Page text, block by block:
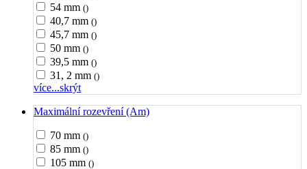
54 mm ()
40,7 mm ()
45,7 mm ()
50 mm ()
39,5 mm ()
31, 2 mm ()
více...skrýt
Maximální rozevření (Am)
70 mm ()
85 mm ()
105 mm ()